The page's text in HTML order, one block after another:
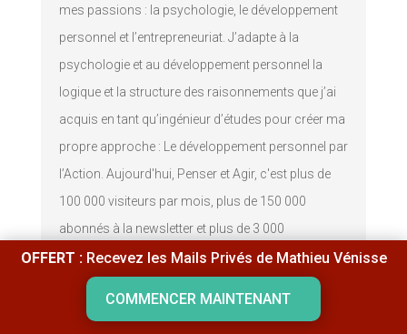
mes passions : la psychologie, le développement
personnel et l’entrepreneuriat. J’adapte à la
psychologie et au développement personnel la
logique et la structure des raisonnements que j’ai
acquis en tant qu’ingénieur d’études pour créer ma
propre approche : Le développement personnel par
l’Action. Aujourd'hui, Penser et Agir, c'est plus de
100 000 visiteurs par mois, plus de 150 000
abonnés à la newsletter et plus de 3 000
personnes qui m'ont déjà fait confiance en suivant
mes programmes en ligne. Pour en savoir plus :
Qui est Mathieu Vénisse ?
OFFERT :Recevez les Mails Privés de Mathieu Vénisse
COMMENCER MAINTENANT